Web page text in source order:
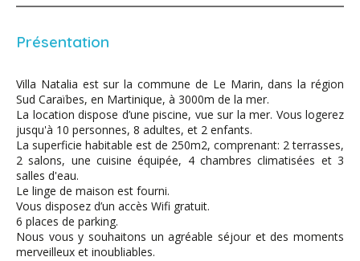
Présentation
Villa Natalia est sur la commune de Le Marin, dans la région
Sud Caraïbes, en Martinique, à 3000m de la mer.
La location dispose d’une piscine, vue sur la mer. Vous logerez
jusqu'à 10 personnes, 8 adultes, et 2 enfants.
La superficie habitable est de 250m2, comprenant: 2 terrasses,
2 salons, une cuisine équipée, 4 chambres climatisées et 3
salles d'eau.
Le linge de maison est fourni.
Vous disposez d’un accès Wifi gratuit.
6 places de parking.
Nous vous y souhaitons un agréable séjour et des moments
merveilleux et inoubliables.